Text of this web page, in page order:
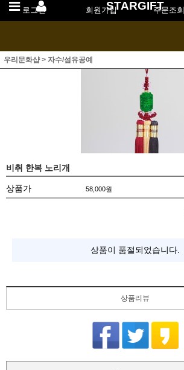
로그인 회원가입 주문조회
STARGIFT
우리문화샵> 자수/섬유공예
비취 한복 노리개
상품가 58,000원
상품이 품절되었습니다.
상품리뷰